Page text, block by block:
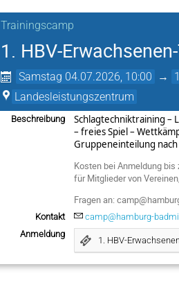
Trainingscamp
1. HBV-
Samstag 04.07.2026, 10:00 →
Landesleistungszentrum
Beschreibung
Schlagtechniktraining –
– freies Spiel –
Gruppeneinteilung nach
Kosten bei Anmeldung bis
für Mitglieder von
Fragen an:
Kontakt
camp@hamburg-
Anmeldung
1. HBV-